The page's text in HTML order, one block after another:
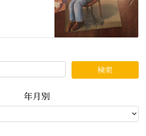
年月別